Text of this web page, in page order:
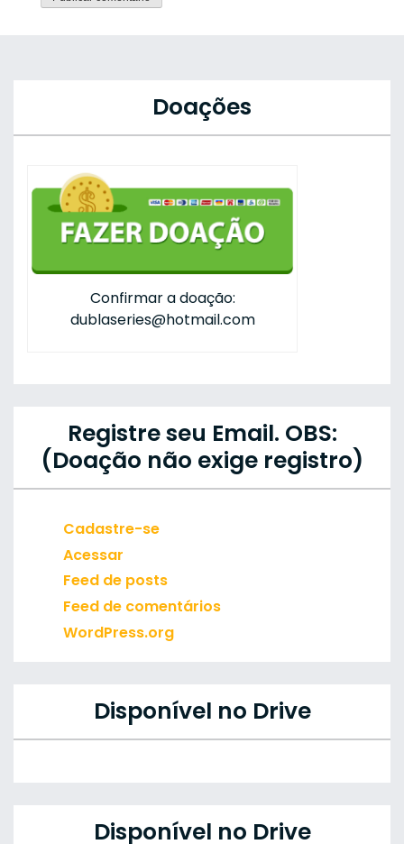
Doações
Confirmar a doação:
dublaseries@hotmail.com
Registre seu Email. OBS:
(Doação não exige registro)
Cadastre-se
Acessar
Feed de posts
Feed de comentários
WordPress.org
Disponível no Drive
Disponível no Drive